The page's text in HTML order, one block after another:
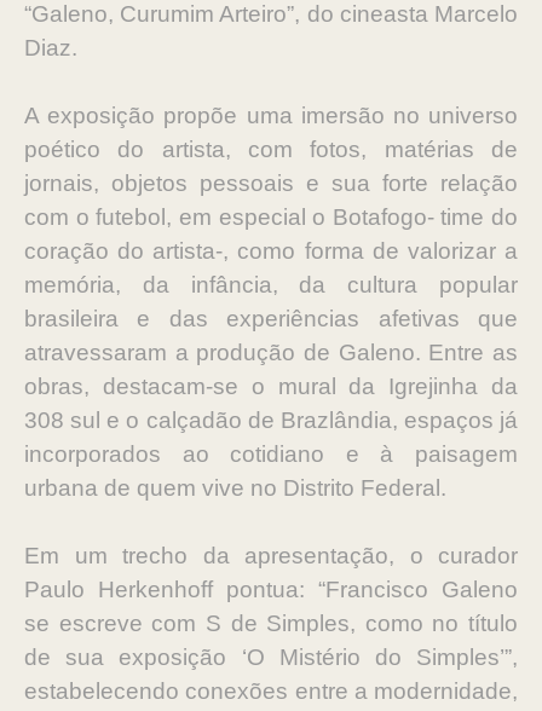
“Galeno, Curumim Arteiro”, do cineasta Marcelo
Diaz.
A exposição propõe uma imersão no universo
poético do artista, com fotos, matérias de
jornais, objetos pessoais e sua forte relação
com o futebol, em especial o Botafogo- time do
coração do artista-, como forma de valorizar a
memória, da infância, da cultura popular
brasileira e das experiências afetivas que
atravessaram a produção de Galeno. Entre as
obras, destacam-se o mural da Igrejinha da
308 sul e o calçadão de Brazlândia, espaços já
incorporados ao cotidiano e à paisagem
urbana de quem vive no Distrito Federal.
Em um trecho da apresentação, o curador
Paulo Herkenhoff pontua: “Francisco Galeno
se escreve com S de Simples, como no título
de sua exposição ‘O Mistério do Simples’”,
estabelecendo conexões entre a modernidade,